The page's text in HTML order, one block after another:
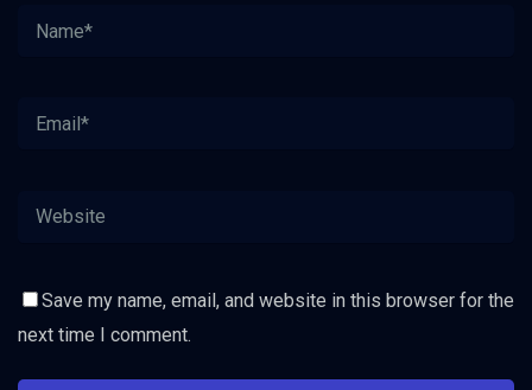
Save my name, email, and website in this browser for the
next time I comment.